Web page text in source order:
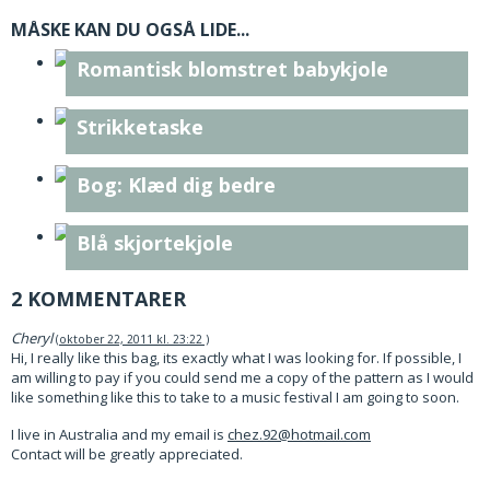
MÅSKE KAN DU OGSÅ LIDE...
Romantisk blomstret babykjole
Strikketaske
Bog: Klæd dig bedre
Blå skjortekjole
2 KOMMENTARER
Cheryl oktober 22, 2011 kl. 23:22
Hi, I really like this bag, its exactly what I was looking for. If possible, I
am willing to pay if you could send me a copy of the pattern as I would
like something like this to take to a music festival I am going to soon.
I live in Australia and my email is chez.92@hotmail.com
Contact will be greatly appreciated.